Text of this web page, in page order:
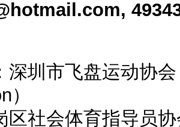
深圳市飞盘运动协
区社会体育指导员